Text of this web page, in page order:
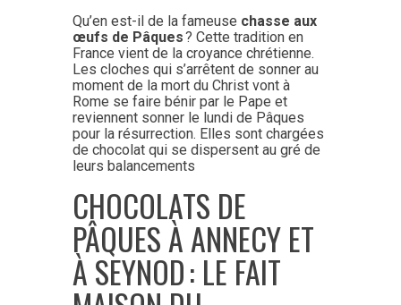
Qu’en est-il de la fameuse chasse aux
œufs de Pâques? Cette tradition en
France vient de la croyance chrétienne.
Les cloches qui s’arrêtent de sonner au
moment de la mort du Christ vont à
Rome se faire bénir par le Pape et
reviennent sonner le lundi de Pâques
pour la résurrection. Elles sont chargées
de chocolat qui se dispersent au gré de
leurs balancements
CHOCOLATS DE
PÂQUES À ANNECY ET
À SEYNOD : LE FAIT